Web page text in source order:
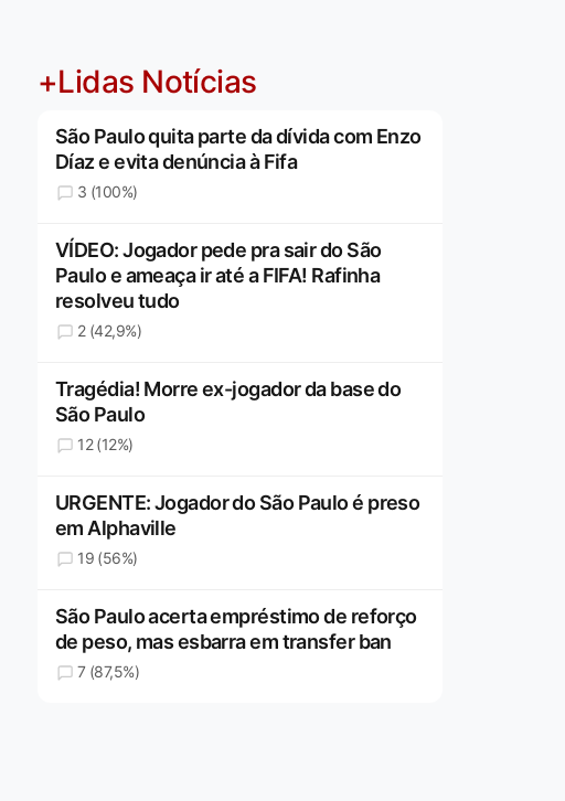
+Lidas Notícias
São Paulo quita parte da dívida com Enzo
Díaz e evita denúncia à Fifa
3 (100%)
VÍDEO: Jogador pede pra sair do São
Paulo e ameaça ir até a FIFA! Rafinha
resolveu tudo
2 (42,9%)
Tragédia! Morre ex-jogador da base do
São Paulo
12 (12%)
URGENTE: Jogador do São Paulo é preso
em Alphaville
19 (56%)
São Paulo acerta empréstimo de reforço
de peso, mas esbarra em transfer ban
7 (87,5%)